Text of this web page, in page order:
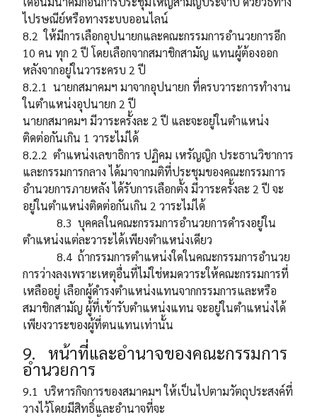
ไปรษณีย์หรือทางระบบออนไลน์
8.2 ให้มีการเลือกอุปนายกและคณะกรรมการอำนวยการอีก
10 คน ทุก 2 ปี โดยเลือกจากสมาชิกสามัญ แทนผู้ต้องออก
หลังจากอยู่ในวาระครบ 2 ปี
8.2.1 นายกสมาคมฯ มาจากอุปนายก ที่ครบวาระการทำงาน
ในตำแหน่งอุปนายก 2 ปี
นายกสมาคมฯ มีวาระครั้งละ 2 ปี และจะอยู่ในตำแหน่ง
ติดต่อกันเกิน 1 วาระไม่ได้
8.2.2 ตำแหน่งเลขาธิการ ปฏิคม เหรัญญิก ประธานวิชาการ
และกรรมการกลาง ได้มาจากมติที่ประชุมของคณะกรรมการ
อำนวยการภายหลัง ได้รับการเลือกตั้ง มีวาระครั้งละ 2 ปี จะ
อยู่ในตำแหน่งติดต่อกันเกิน 2 วาระไม่ได้
8.3 บุคคลในคณะกรรมการอำนวยการดำรงอยู่ใน
ตำแหน่งแต่ละวาระได้เพียงตำแหน่งเดียว
8.4 ถ้ากรรมการตำแหน่งใดในคณะกรรมการอำนวย
การว่างลงเพราะเหตุอื่นที่ไม่ใช่หมดวาระให้คณะกรรมการที่
เหลืออยู่ เลือกผู้ดำรงตำแหน่งแทนจากกรรมการและหรือ
สมาชิกสามัญ ผู้ที่เข้ารับตำแหน่งแทน จะอยู่ในตำแหน่งได้
เพียงวาระของผู้ที่ตนแทนเท่านั้น
9. หน้าที่และอำนาจของคณะกรรมการ
อำนวยการ
9.1 บริหารกิจการของสมาคมฯ ให้เป็นไปตามวัตถุประสงค์ที่
วางไว้โดยมีสิทธิ์และอำนาจที่จะ